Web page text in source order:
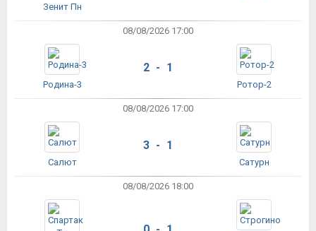
Зенит Пн
08/08/2026 17:00
Родина-3
2 - 1
Ротор-2
08/08/2026 17:00
Салют
3 - 1
Сатурн
08/08/2026 18:00